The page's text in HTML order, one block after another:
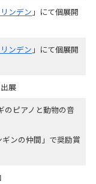
ンデン 」にて個展開
ンデン 」にて個展開
展
のピアノと動物の音
ンの仲間」で奨励賞